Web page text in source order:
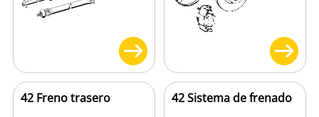
42 Freno trasero 42 Sistema de frenado